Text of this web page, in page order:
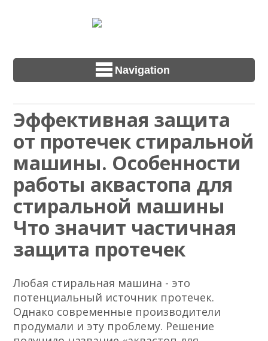
Navigation
Эффективная защита
от протечек стиральной
машины. Особенности
работы аквастопа для
стиральной машины
Что значит частичная
защита протечек
Любая стиральная машина - это
потенциальный источник протечек.
Однако современные производители
продумали и эту проблему. Решение